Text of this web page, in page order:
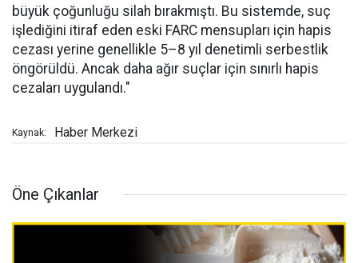
büyük çoğunluğu silah bırakmıştı. Bu sistemde, suç
işlediğini itiraf eden eski FARC mensupları için hapis
cezası yerine genellikle 5–8 yıl denetimli serbestlik
öngörüldü. Ancak daha ağır suçlar için sınırlı hapis
cezaları uygulandı."
Kaynak: Haber Merkezi
Öne Çıkanlar